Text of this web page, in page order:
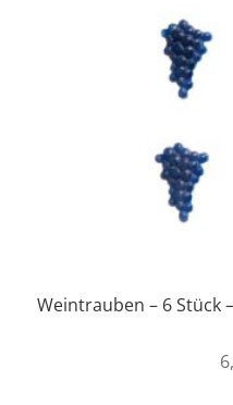
Weintrauben – 6 Stück